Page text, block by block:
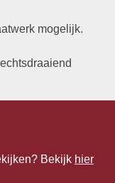
mogelijk.
Bekijk hier